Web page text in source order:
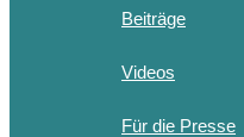
Beiträge
Videos
Für die Presse